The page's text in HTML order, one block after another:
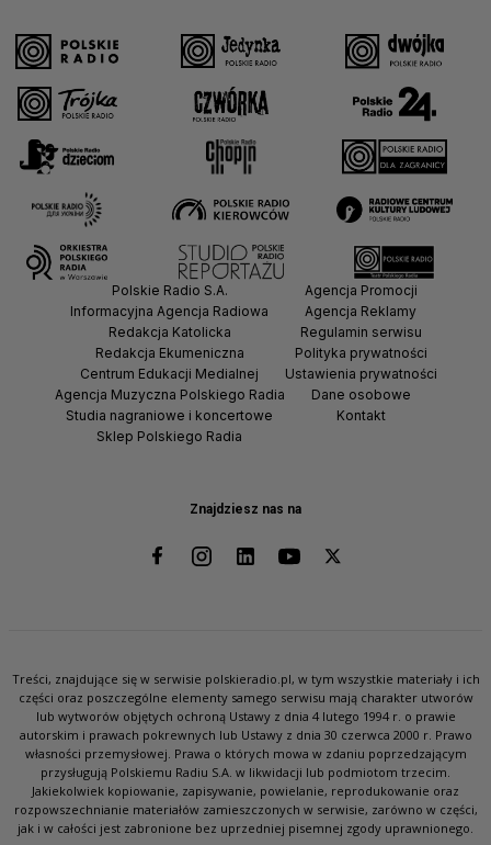
Znajdziesz nas na
Polskie Radio S.A.
Informacyjna Agencja Radiowa
Redakcja Katolicka
Redakcja Ekumeniczna
Centrum Edukacji Medialnej
Agencja Muzyczna Polskiego Radia
Studia nagraniowe i koncertowe
Sklep Polskiego Radia
Agencja Promocji
Agencja Reklamy
Regulamin serwisu
Polityka prywatności
Ustawienia prywatności
Dane osobowe
Kontakt
Treści, znajdujące się w serwisie polskieradio.pl, w tym wszystkie materiały i ich
części oraz poszczególne elementy samego serwisu mają charakter utworów
lub wytworów objętych ochroną Ustawy z dnia 4 lutego 1994 r. o prawie
autorskim i prawach pokrewnych lub Ustawy z dnia 30 czerwca 2000 r. Prawo
własności przemysłowej. Prawa o których mowa w zdaniu poprzedzającym
przysługują Polskiemu Radiu S.A. w likwidacji lub podmiotom trzecim.
Jakiekolwiek kopiowanie, zapisywanie, powielanie, reprodukowanie oraz
rozpowszechnianie materiałów zamieszczonych w serwisie, zarówno w części,
jak i w całości jest zabronione bez uprzedniej pisemnej zgody uprawnionego.